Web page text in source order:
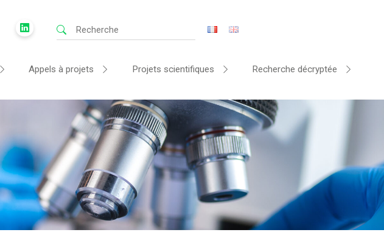
Appels à projets Projets scientifiques Recherche décryptée